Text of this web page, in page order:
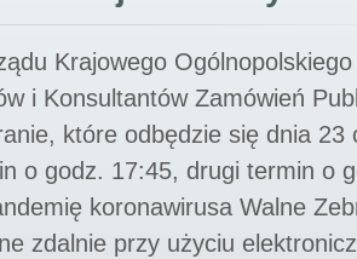
Krajowego
i Konsultantów Zamówień
które odbędzie się dnia 23
o godz. 17:45, drugi termin o
koronawirusa Walne
zdalnie przy użyciu